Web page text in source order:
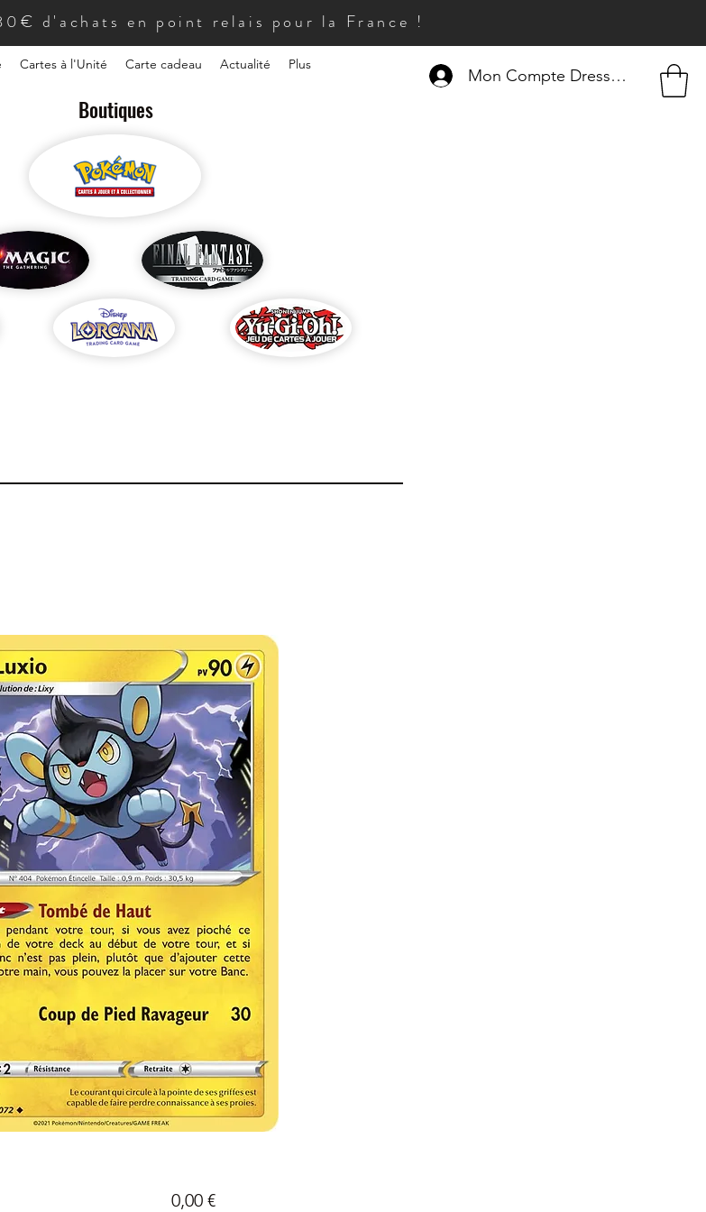
d'achats en point relais pour la France !
Cartes à l'Unité Carte cadeau Actualité Plus
Boutiques
Mon Compte Dresseur
0,00 €Prix